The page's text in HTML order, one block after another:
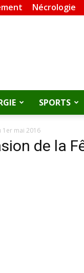
Nécrologie
SPORTS
1er mai 2016
de la